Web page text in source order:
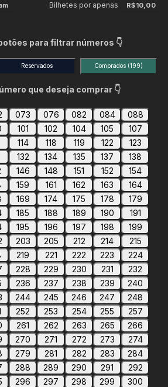
Bilhetes por apenas R$10,00
para filtrar números 👇
Reservados Comprados (199)
que deseja comprar 👇
073 076 082 084
088
101 102 104 105
107
114 118 119 122
123
132 134 135 137
138
146 148 151 152
154
159 161 162 163
164
169 174 175 178
179
185 188 189 190
191
195 196 197 198
199
203 205 212 214
215
219 221 222 223
224
228 229 230 231
232
236 237 238 239
240
244 245 246 247
248
252 253 254 255
257
261 262 263 265
266
270 271 272 273
274
279 281 282 283
284
288 289 290 291
292
296 297 298 299
300